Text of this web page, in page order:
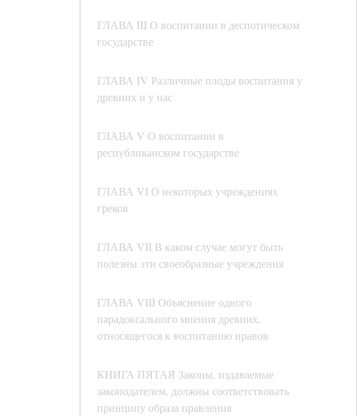
ГЛАВА III О воспитании в деспотическом
государстве
ГЛАВА IV Различные плоды воспитания у
древних и у нас
ГЛАВА V О воспитании в
республиканском государстве
ГЛАВА VI О некоторых учреждениях
греков
ГЛАВА VII В каком случае могут быть
полезны эти своеобразные учреждения
ГЛАВА VIII Объяснение одного
парадоксального мнения древних,
относящегося к воспитанию нравов
КНИГА ПЯТАЯ Законы, издаваемые
законодателем, должны соответствовать
принципу образа правления